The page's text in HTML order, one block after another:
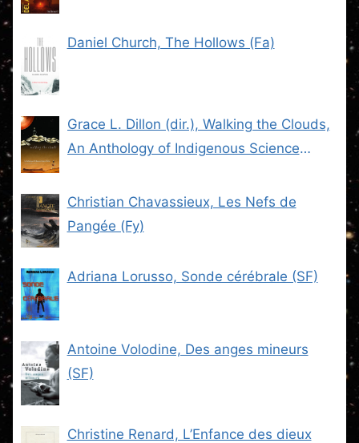
Daniel Church, The Hollows (Fa)
Grace L. Dillon (dir.), Walking the Clouds,
An Anthology of Indigenous Science
Christian Chavassieux, Les Nefs de
Pangée (Fy)
Adriana Lorusso, Sonde cérébrale (SF)
Antoine Volodine, Des anges mineurs
(SF)
Christine Renard, L’Enfance des dieux